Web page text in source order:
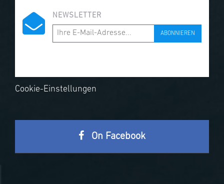
NEWSLETTER
ABONNIEREN
Cookie-Einstellungen
On Facebook